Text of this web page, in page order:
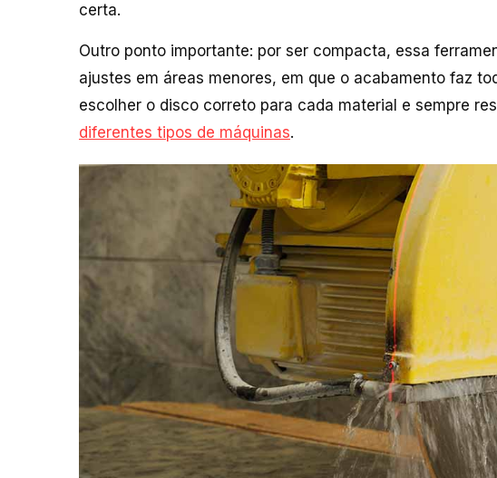
certa.
Outro ponto importante: por ser compacta, essa
ajustes em áreas menores, em que o acabamento faz
escolher o disco correto para cada material e sempre
diferentes tipos de máquinas.